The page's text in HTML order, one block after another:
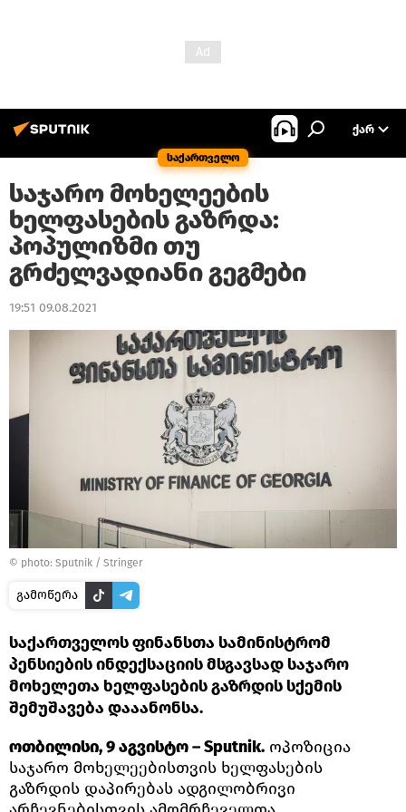
საქართველო
ᲥᲐᲠ
საჯარო მოხელეების
ხელფასების გაზრდა:
პოპულიზმი თუ
გრძელვადიანი გეგმები
19:51 09.08.2021
© photo: Sputnik / Stringer
გამოწერა
საქართველოს ფინანსთა სამინისტრომ
პენსიების ინდექსაციის მსგავსად საჯარო
მოხელეთა ხელფასების გაზრდის სქემის
შემუშავება დააანონსა.
ოთბილისი, 9 აგვისტო – Sputnik. ოპოზიცია
საჯარო მოხელეებისთვის ხელფასების
გაზრდის დაპირებას ადგილობრივი